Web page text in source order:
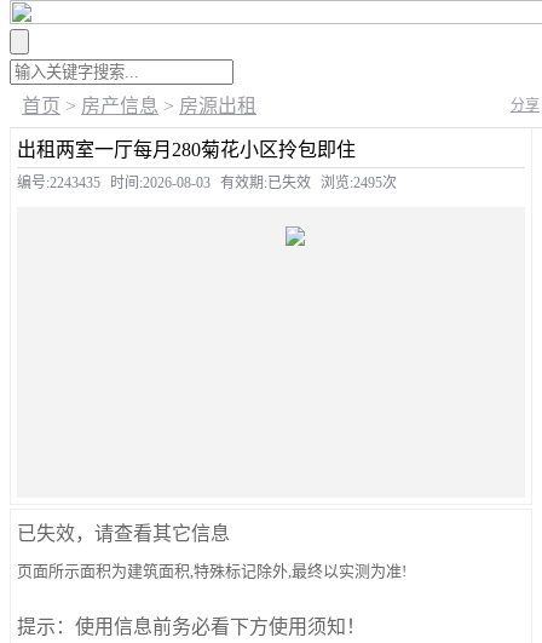
首页 > 房产信息 > 房源出租 分享
出租两室一厅每月280菊花小区拎包即住
编号:2243435 时间:2026-08-03 有效期:已失效 浏览:2495次
已失效，请查看其它信息
页面所示面积为建筑面积,特殊标记除外,最终以实测为准!
提示：使用信息前务必看下方使用须知！